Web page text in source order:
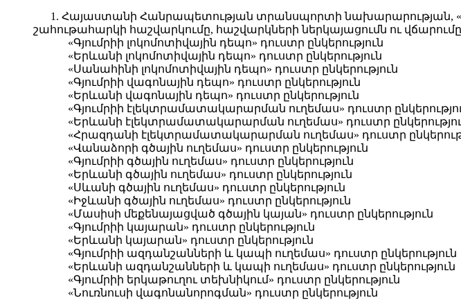
1. Հայաստանի Հանրապետության տրանսպորտի նախարարության,
շահութահարկի հաշվարկումը, հաշվարկների ներկայացումն ու
«Գյումրիի լոկոմոտիվային դեպո» դուստր ընկերություն
«Երևանի լոկոմոտիվային դեպո» դուստր ընկերություն
«Սանահինի լոկոմոտիվային դեպո» դուստր ընկերություն
«Գյումրիի վագոնային դեպո» դուստր ընկերություն
«Երևանի վագոնային դեպո» դուստր ընկերություն
«Գյումրիի էլեկտրամատակարարման ուղեմաս» դուստր
«Երևանի էլեկտրամատակարարման ուղեմաս» դուստր
«Հրազդանի էլեկտրամատակարարման ուղեմաս» դուստր
«Վանաձորի գծային ուղեմաս» դուստր ընկերություն
«Գյումրիի գծային ուղեմաս» դուստր ընկերություն
«Երևանի գծային ուղեմաս» դուստր ընկերություն
«Սևանի գծային ուղեմաս» դուստր ընկերություն
«Իջևանի գծային ուղեմաս» դուստր ընկերություն
«Մասիսի մեքենայացված գծային կայան» դուստր ընկերություն
«Գյումրիի կայարան» դուստր ընկերություն
«Երևանի կայարան» դուստր ընկերություն
«Գյումրիի ազդանշանների և կապի ուղեմաս» դուստր ընկերություն
«Երևանի ազդանշանների և կապի ուղեմաս» դուստր ընկերություն
«Գյումրիի երկաթուղու տեխնիկում» դուստր ընկերություն
«Նուռնուսի վագոնանորոգման» դուստր ընկերություն